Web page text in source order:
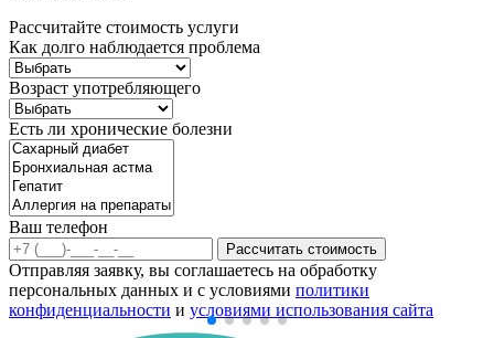
Рассчитайте стоимость услуги
Как долго наблюдается проблема
Возраст употребляющего
Есть ли хронические болезни
Ваш телефон
Рассчитать стоимость
Отправляя заявку, вы соглашаетесь на обработку
персональных данных и с условиями политики
конфиденциальности и условиями использования сайта